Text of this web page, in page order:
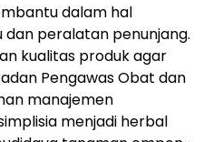
dalam hal
peralatan penunjang.
kualitas produk agar
Pengawas Obat dan
manajemen
menjadi herbal